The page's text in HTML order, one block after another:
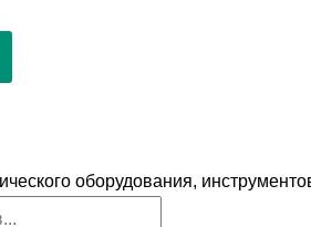
оборудования,